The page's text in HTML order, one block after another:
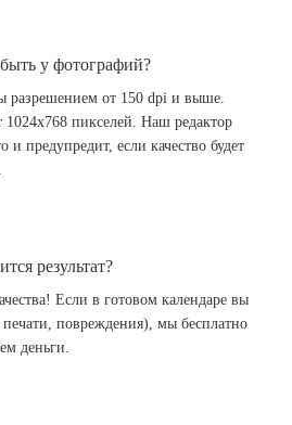
у фотографий?
разрешением от 150 dpi и выше.
пикселей. Наш редактор
и предупредит, если качество будет
результат?
Если в готовом календаре вы
повреждения), мы бесплатно
деньги.